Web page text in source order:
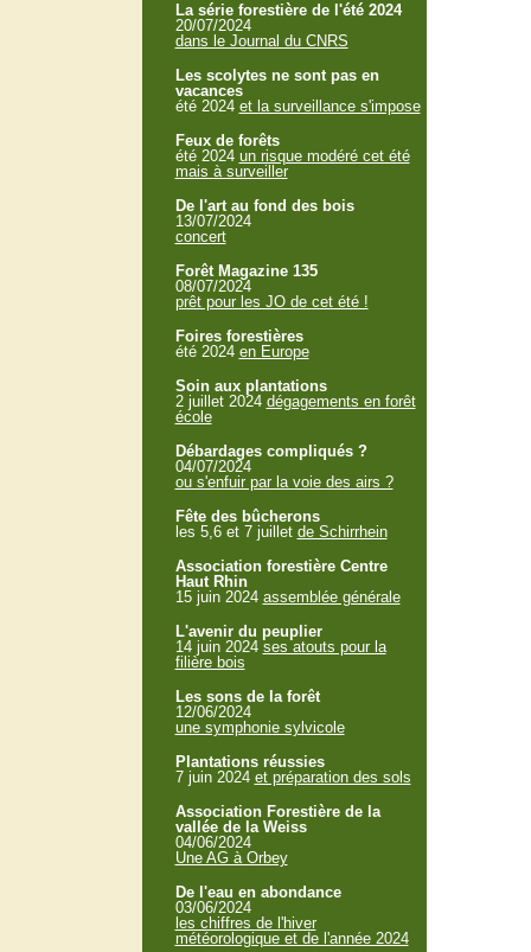
La série forestière de l'été 2024
20/07/2024
dans le Journal du CNRS
Les scolytes ne sont pas en
vacances
été 2024 et la surveillance s'impose
Feux de forêts
été 2024 un risque modéré cet été
mais à surveiller
De l'art au fond des bois
13/07/2024
concert
Forêt Magazine 135
08/07/2024
prêt pour les JO de cet été !
Foires forestières
été 2024 en Europe
Soin aux plantations
2 juillet 2024 dégagements en forêt
école
Débardages compliqués ?
04/07/2024
ou s'enfuir par la voie des airs ?
Fête des bûcherons
les 5,6 et 7 juillet de Schirrhein
Association forestière Centre
Haut Rhin
15 juin 2024 assemblée générale
L'avenir du peuplier
14 juin 2024 ses atouts pour la
filière bois
Les sons de la forêt
12/06/2024
une symphonie sylvicole
Plantations réussies
7 juin 2024 et préparation des sols
Association Forestière de la
vallée de la Weiss
04/06/2024
Une AG à Orbey
De l'eau en abondance
03/06/2024
les chiffres de l'hiver
météorologique et de l'année 2024